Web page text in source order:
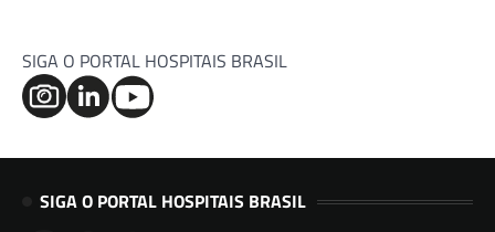
SIGA O PORTAL HOSPITAIS BRASIL
SIGA O PORTAL HOSPITAIS BRASIL